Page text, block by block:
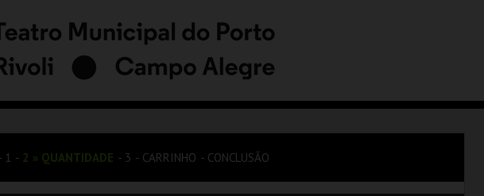
1 2 » QUANTIDADE 3 CARRINHO CONCLUSÃO